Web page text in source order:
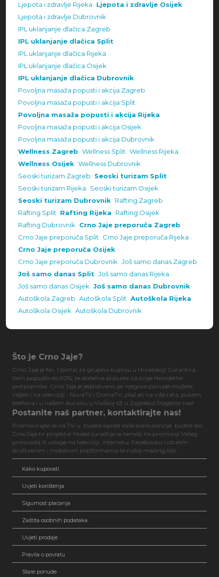
Ljepota i zdravlje Rijeka
Ljepota i zdravlje Osijek
Ljepota i zdravlje Dubrovnik
IPL uklanjanje dlačica Zagreb
IPL uklanjanje dlačica Split
IPL uklanjanje dlačica Rijeka
IPL uklanjanje dlačica Osijek
IPL uklanjanje dlačica Dubrovnik
Povoljna masaža popusti i akcija Zagreb
Povoljna masaža popusti i akcija Split
Povoljna masaža popusti i akcija Rijeka
Povoljna masaža popusti i akcija Osijek
Povoljna masaža popusti i akcija Dubrovnik
Wellness Zagreb Wellness Split Wellness Rijeka
Wellness Osijek Wellness Dubrovnik
Seoski turizam Zagreb
Seoski turizam Split
Seoski turizam Rijeka
Seoski turizam Osijek
Seoski turizam Dubrovnik Rafting Zagreb
Rafting Split Rafting Rijeka
Rafting Osijek
Rafting Dubrovnik Crno Jaje preporuča Zagreb
Crno Jaje preporuča Split Crno Jaje preporuča Rijeka
Crno Jaje preporuča Osijek
Crno Jaje preporuča Dubrovnik Još samo danas Zagreb
Još samo danas Split Još samo danas Rijeka
Još samo danas Osijek Još samo danas Dubrovnik
Autoškola Zagreb Autoškola Split Autoškola Rijeka
Autoškola Osijek Autoškola Dubrovnik
Što je Crno Jaje?
Crno Jaje je No. 1 portal za grupnu kupnju u Hrvatskoj! Garantira
Vam popuste do 90%, te dodatne popuste za svoje Newsletter
pretplatnike. Crno Jaje je jedinstveno jer njegove ponude možete
vidjeti i na televiziji - NovaTV i DomaTV, plaćati na više rata, putem
telefona i u našem dućanu u Vlaškoj 63 u Zagrebu! Posjetite nas!
Postanite naš partner, kontaktirajte nas!
Promovirajte se na TV-u, budite ispred Vaše konkurencije, budite dio
CrnoJaje.hr projekta! Model suradnje se temelji na promociji Vašeg
proizvoda ili usluge na televiziji, internetu, Facebooku i ostalim
društvenim i mobilnim platformama te našoj mailing listi...
Kako kupovati
Uvjeti korištenja
Sigurnost plaćanja
Zaštita osobnih podataka
Uvjeti prodaje
Pravila o povratu
Stare ponude